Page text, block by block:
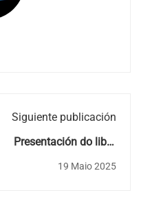
Siguiente publicación
Presentación do libro
"TAIBO. Verso libre da
19 Maio 2025